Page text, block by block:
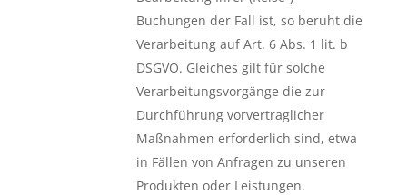
Buchungen der Fall ist, so beruht die
Verarbeitung auf Art. 6 Abs. 1 lit. b
DSGVO. Gleiches gilt für solche
Verarbeitungsvorgänge die zur
Durchführung vorvertraglicher
Maßnahmen erforderlich sind, etwa
in Fällen von Anfragen zu unseren
Produkten oder Leistungen.